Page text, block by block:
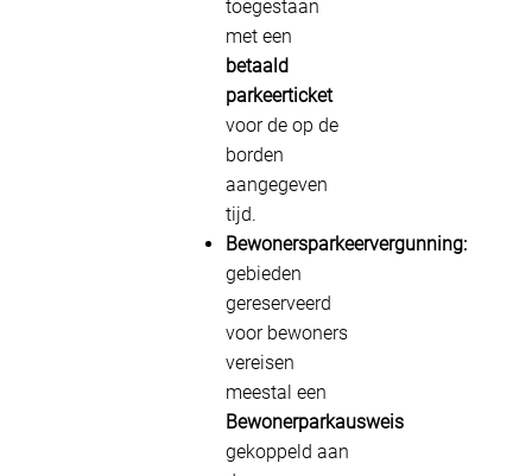
toegestaan
met een
betaald
parkeerticket
voor de op de
borden
aangegeven
tijd.
Bewonersparkeervergunning:
gebieden
gereserveerd
voor bewoners
vereisen
meestal een
Bewonerparkausweis
gekoppeld aan